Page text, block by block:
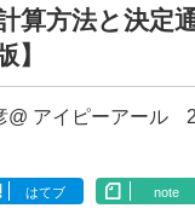
算方法と決定
】
@ アイピーアール
はてブ note